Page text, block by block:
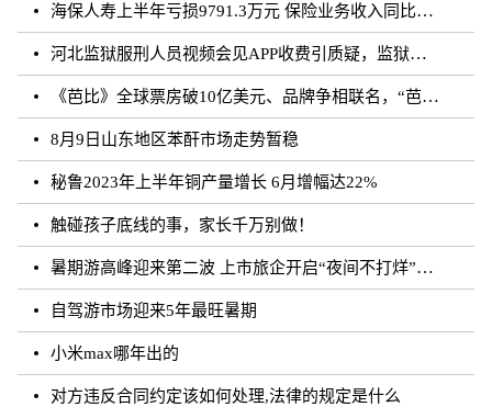
海保人寿上半年亏损9791.3万元 保险业务收入同比增长约50.73%
河北监狱服刑人员视频会见APP收费引质疑，监狱：开发公司收取
《芭比》全球票房破10亿美元、品牌争相联名，“芭比”IP第二春来临？
8月9日山东地区苯酐市场走势暂稳
秘鲁2023年上半年铜产量增长 6月增幅达22%
触碰孩子底线的事，家长千万别做！
暑期游高峰迎来第二波 上市旅企开启“夜间不打烊”模式
自驾游市场迎来5年最旺暑期
小米max哪年出的
对方违反合同约定该如何处理,法律的规定是什么